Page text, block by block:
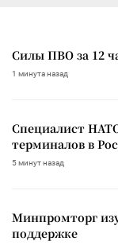
Силы ПВО за 12
1 минута назад
Специалист
терминалов в
5 минут назад
Минпромторг
поддержке